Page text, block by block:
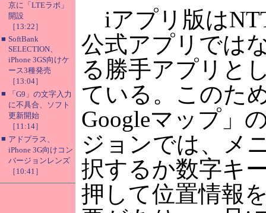
京に「LTEラボ」
開設
［13:22］
■ SoftBank
SELECTION、
iPhone 3GS向けケ
ース3種発売
［13:04］
■
「G9」の文字入力
に不具合、ソフト
更新開始
［11:14］
■ アドプラス、
iPhone 3G向けコン
バージョンレンズ
［10:41］
iアプリ版は
公式アプリでは
る勝手アプリと
ている。このた
Googleマップ」
ジョンでは、メ
択するか数字キ
押して位置情報